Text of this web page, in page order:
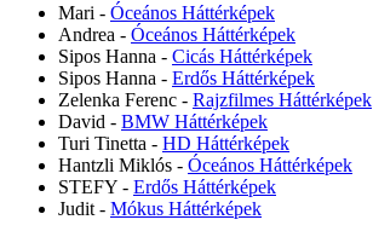
Mari - Óceános Háttérképek
Andrea - Óceános Háttérképek
Sipos Hanna - Cicás Háttérképek
Sipos Hanna - Erdős Háttérképek
Zelenka Ferenc - Rajzfilmes Háttérképek
David - BMW Háttérképek
Turi Tinetta - HD Háttérképek
Hantzli Miklós - Óceános Háttérképek
STEFY - Erdős Háttérképek
Judit - Mókus Háttérképek